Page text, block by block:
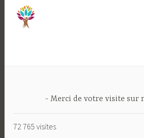
Merci de votre visite sur
72 765 visites